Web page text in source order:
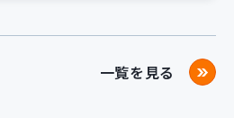
一覧を見る